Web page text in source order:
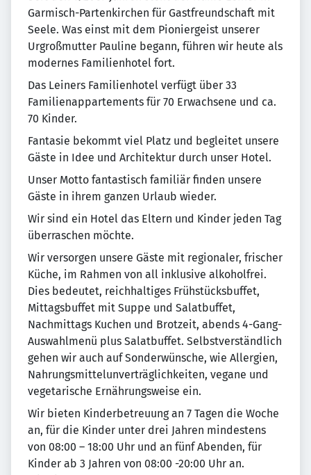
Garmisch-Partenkirchen für Gastfreundschaft mit
Seele. Was einst mit dem Pioniergeist unserer
Urgroßmutter Pauline begann, führen wir heute als
modernes Familienhotel fort.
Das Leiners Familienhotel verfügt über 33
Familienappartements für 70 Erwachsene und ca.
70 Kinder.
Fantasie bekommt viel Platz und begleitet unsere
Gäste in Idee und Architektur durch unser Hotel.
Unser Motto fantastisch familiär finden unsere
Gäste in ihrem ganzen Urlaub wieder.
Wir sind ein Hotel das Eltern und Kinder jeden Tag
überraschen möchte.
Wir versorgen unsere Gäste mit regionaler, frischer
Küche, im Rahmen von all inklusive alkoholfrei.
Dies bedeutet, reichhaltiges Frühstücksbuffet,
Mittagsbuffet mit Suppe und Salatbuffet,
Nachmittags Kuchen und Brotzeit, abends 4-Gang-
Auswahlmenü plus Salatbuffet. Selbstverständlich
gehen wir auch auf Sonderwünsche, wie Allergien,
Nahrungsmittelunverträglichkeiten, vegane und
vegetarische Ernährungsweise ein.
Wir bieten Kinderbetreuung an 7 Tagen die Woche
an, für die Kinder unter drei Jahren mindestens
von 08:00 – 18:00 Uhr und an fünf Abenden, für
Kinder ab 3 Jahren von 08:00 -20:00 Uhr an.